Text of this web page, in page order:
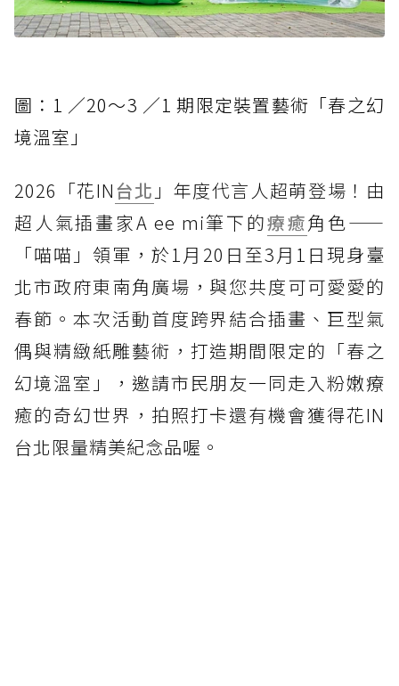
圖：1 ／20～3 ／1 期限定裝置藝術「春之幻
境溫室」
2026「花IN台北 」年度代言人超萌登場！由
超人氣插畫家A ee mi筆下的療癒角色——
「喵喵」領軍，於1月20日至3月1日現身臺
北市政府東南角廣場，與您共度可可愛愛的
春節。本次活動首度跨界結合插畫、巨型氣
偶與精緻紙雕藝術，打造期間限定的「春之
幻境溫室」，邀請市民朋友一同走入粉嫩療
癒的奇幻世界，拍照打卡還有機會獲得花IN
台北限量精美紀念品喔。